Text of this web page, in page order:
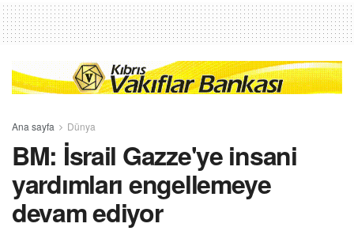
Ana sayfa Dünya
BM: İsrail Gazze'ye insani
yardımları engellemeye
devam ediyor